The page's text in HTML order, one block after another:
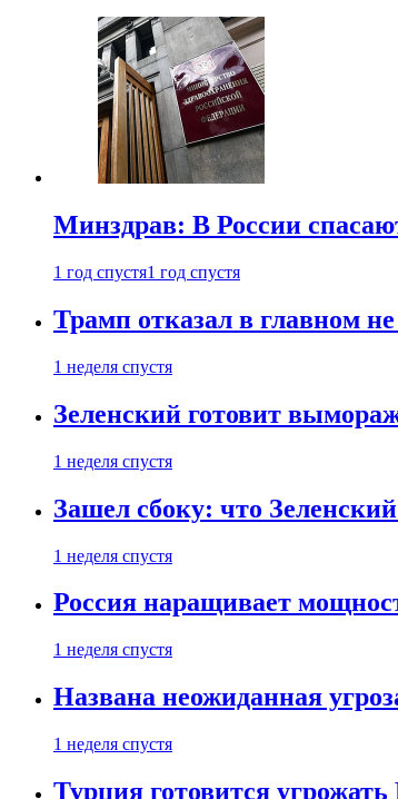
Минздрав: В России
1 год спустя1 год спустя
Трамп отказал в главном
1 неделя спустя
Зеленский готовит
1 неделя спустя
Зашел сбоку: что
1 неделя спустя
Россия наращивает
1 неделя спустя
Названа неожиданная
1 неделя спустя
Турция готовится